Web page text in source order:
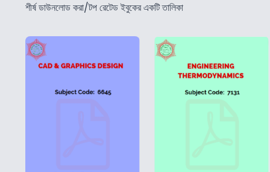
শীর্ষ ডাউনলোড করা/টপ রেটেড ইবুকের একটি তালিকা